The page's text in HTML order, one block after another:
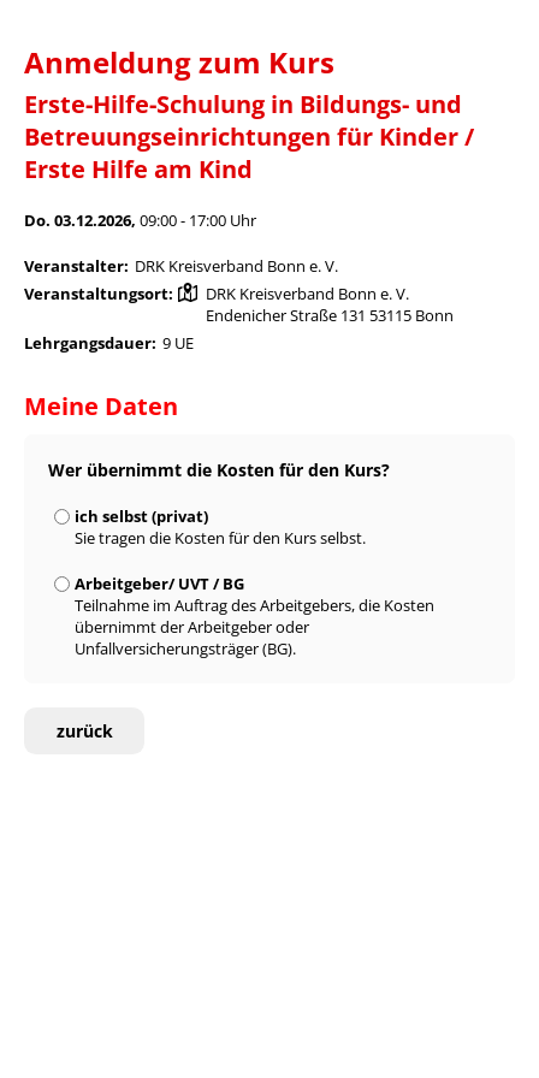
Anmeldung zum Kurs
Erste-Hilfe-Schulung in Bildungs- und
Betreuungseinrichtungen für Kinder /
Erste Hilfe am Kind
Do. 03.12.2026, 09:00 - 17:00 Uhr
Veranstalter: DRK Kreisverband Bonn e. V.
Veranstaltungsort:
DRK Kreisverband Bonn e. V.
Endenicher Straße 131 53115 Bonn
Lehrgangsdauer: 9 UE
Meine Daten
Wer übernimmt die Kosten für den Kurs?
ich selbst (privat)
Sie tragen die Kosten für den Kurs selbst.
Arbeitgeber/ UVT / BG
Teilnahme im Auftrag des Arbeitgebers, die Kosten
übernimmt der Arbeitgeber oder
Unfallversicherungsträger (BG).
zurück